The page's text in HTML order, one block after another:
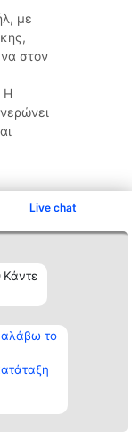
Live chat
Κάντε
το
με
στον
Η